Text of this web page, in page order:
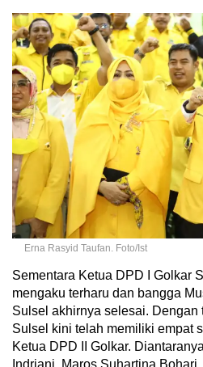
Erna Rasyid Taufan. Foto/Ist
Sementara Ketua DPD I Golkar
mengaku terharu dan bangga
Sulsel akhirnya selesai. Dengan
Sulsel kini telah memiliki empat
Ketua DPD II Golkar.
Indriani, Maros Suhartina